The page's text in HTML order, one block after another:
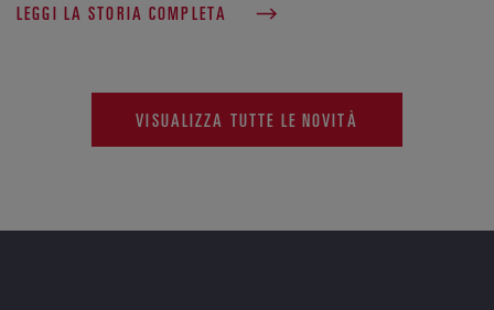
LEGGI LA STORIA COMPLETA
VISUALIZZA TUTTE LE NOVITÀ